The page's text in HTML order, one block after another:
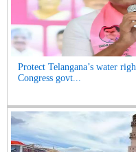
Protect Telangana’s water
Congress govt...